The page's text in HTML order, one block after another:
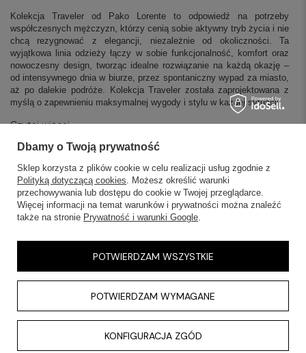
Kolekcja Traveler od Pako Lorente to odpowiedź na potrzeby
współczesnych mężczyzn, którzy cenią sobie aktywny tryb życia i nie
chcą rezygnować z elegancji, niezależnie od okoliczności. Ta
wyjątkowa linia odzieży łączy w sobie funkcjonalność, komfort oraz
nowoczesny design, tworząc idealne rozwiązanie na każdą okazję –
od intensywnego dnia w biurze, przez spontaniczny wypad za miasto,
aż po dalekie podróże. Kolekcja Traveler została zaprojektowana z
myślą o zapewnieniu maksymalnej wygody i stylu w każdej sytuacji.
Czytaj więcej
SKLEPY STACJONARNE
Dbamy o Twoją prywatność
Sklep korzysta z plików cookie w celu realizacji usług zgodnie z
Polityką dotyczącą cookies. Możesz określić warunki
przechowywania lub dostępu do cookie w Twojej przeglądarce.
Więcej informacji na temat warunków i prywatności można znaleźć
także na stronie Prywatność i warunki Google.
POTWIERDZAM WYMAGANE
KONFIGURACJA ZGÓD
POTWIERDZAM WSZYSTKIE